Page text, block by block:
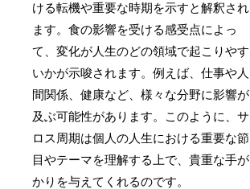
ける転機や重要な時期を示すと解釈され
ます。食の影響を受ける感受点によっ
て、変化が人生のどの領域で起こりやす
いかが示唆されます。例えば、仕事や人
間関係、健康など、様々な分野に影響が
及ぶ可能性があります。このように、サ
ロス周期は個人の人生における重要な節
目やテーマを理解する上で、貴重な手が
かりを与えてくれるのです。